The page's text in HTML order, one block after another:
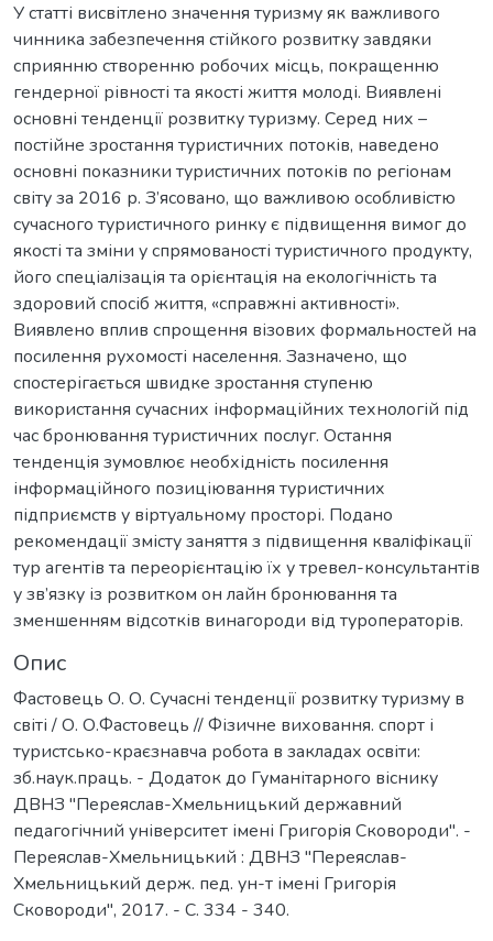
У статті висвітлено значення туризму як важливого
чинника забезпечення стійкого розвитку завдяки
сприянню створенню робочих місць, покращенню
гендерної рівності та якості життя молоді. Виявлені
основні тенденції розвитку туризму. Серед них –
постійне зростання туристичних потоків, наведено
основні показники туристичних потоків по регіонам
світу за 2016 р. З’ясовано, що важливою особливістю
сучасного туристичного ринку є підвищення вимог до
якості та зміни у спрямованості туристичного продукту,
його спеціалізація та орієнтація на екологічність та
здоровий спосіб життя, «справжні активності».
Виявлено вплив спрощення візових формальностей на
посилення рухомості населення. Зазначено, що
спостерігається швидке зростання ступеню
використання сучасних інформаційних технологій під
час бронювання туристичних послуг. Остання
тенденція зумовлює необхідність посилення
інформаційного позиціювання туристичних
підприємств у віртуальному просторі. Подано
рекомендації змісту заняття з підвищення кваліфікації
тур агентів та переорієнтацію їх у тревел-консультантів
у зв’язку із розвитком он лайн бронювання та
зменшенням відсотків винагороди від туроператорів.
Опис
Фастовець О. О. Сучасні тенденції розвитку туризму в
світі / О. О.Фастовець // Фізичне виховання. спорт і
туристсько-краєзнавча робота в закладах освіти:
зб.наук.праць. - Додаток до Гуманітарного віснику
ДВНЗ "Переяслав-Хмельницький державний
педагогічний університет імені Григорія Сковороди". -
Переяслав-Хмельницький : ДВНЗ "Переяслав-
Хмельницький держ. пед. ун-т імені Григорія
Сковороди", 2017. - С. 334 - 340.